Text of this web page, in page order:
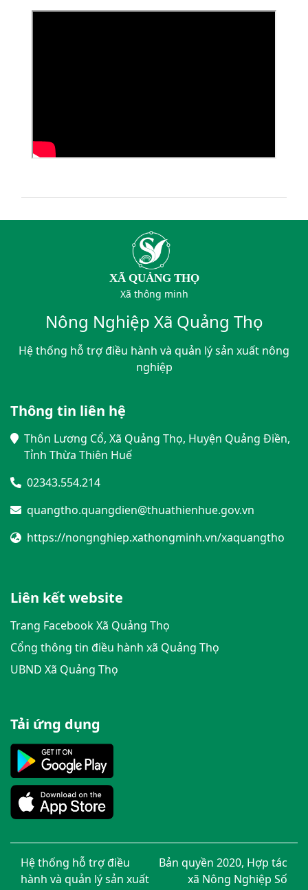
XÃ QUẢNG THỌ
Xã thông minh
Nông Nghiệp Xã Quảng Thọ
Hệ thống hỗ trợ điều hành và quản lý sản xuất nông
nghiệp
Thông tin liên hệ
Thôn Lương Cổ, Xã Quảng Thọ, Huyện Quảng Điền,
Tỉnh Thừa Thiên Huế
02343.554.214
quangtho.quangdien@thuathienhue.gov.vn
https://nongnghiep.xathongminh.vn/xaquangtho
Liên kết website
Trang Facebook Xã Quảng Thọ
Cổng thông tin điều hành xã Quảng Thọ
UBND Xã Quảng Thọ
Tải ứng dụng
Hệ thống hỗ trợ điều
hành và quản lý sản xuất
Bản quyền 2020, Hợp tác
xã Nông Nghiệp Số